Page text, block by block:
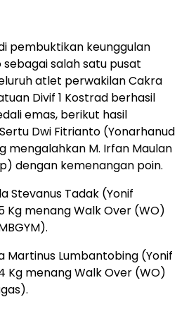
pembuktikan keunggulan
salah satu pusat
atlet perwakilan Cakra
Divif 1 Kostrad berhasil
emas, berikut hasil
Dwi Fitrianto (Yonarhanud
mengalahkan M. Irfan Maulan
dengan kemenangan poin.
Stevanus Tadak (Yonif
Kg menang Walk Over (WO)
Martinus Lumbantobing (Yonif
Kg menang Walk Over (WO)